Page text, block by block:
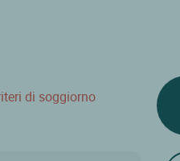
di soggiorno